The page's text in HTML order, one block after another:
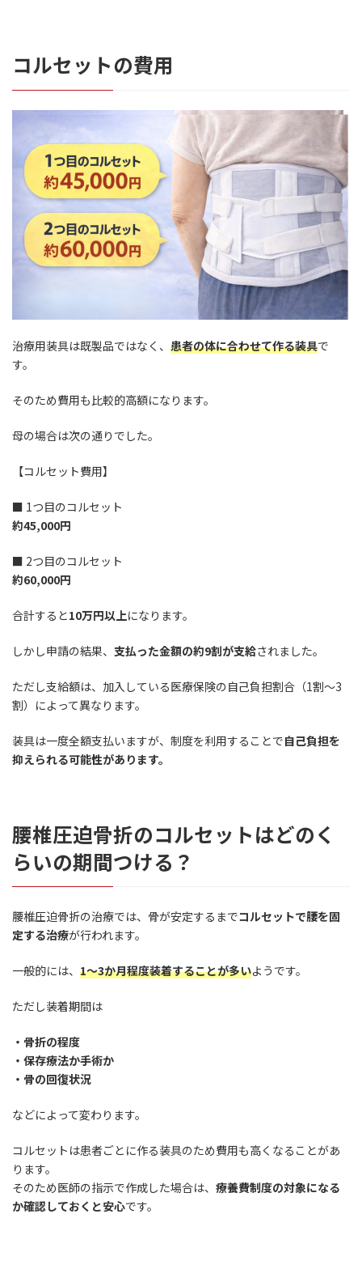
コルセットの費用
治療用装具は既製品ではなく、 患者の体に合わせて作る装具で
す。
そのため費用も比較的高額になります。
母の場合は次の通りでした。
【コルセット費用】
■ 1つ目のコルセット
約45,000円
■ 2つ目のコルセット
約60,000円
合計すると10万円以上になります。
しかし申請の結果、 支払った金額の約9割が支給されました。
ただし支給額は、加入している医療保険の自己負担割合（1割〜3
割）によって異なります。
装具は一度全額支払いますが、制度を利用することで自己負担を
抑えられる可能性があります。
腰椎圧迫骨折のコルセットはどのく
らいの期間つける？
腰椎圧迫骨折の治療では、骨が安定するまでコルセットで腰を固
定する治療が行われます。
一般的には、 1〜3か月程度装着することが多いようです。
ただし装着期間は
・骨折の程度
・ 保存療法か手術か
・ 骨の回復状況
などによって変わります。
コルセットは患者ごとに作る装具のため費用も高くなることがあ
ります。
そのため医師の指示で作成した場合は、 療養費制度の対象になる
か確認しておくと安心です。